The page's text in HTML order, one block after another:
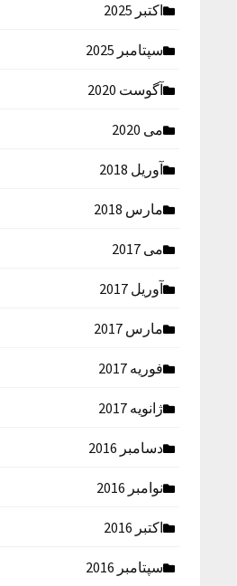
اکتبر 2025
سپتامبر 2025
آگوست 2020
می 2020
آوریل 2018
مارس 2018
می 2017
آوریل 2017
مارس 2017
فوریه 2017
ژانویه 2017
دسامبر 2016
نوامبر 2016
اکتبر 2016
سپتامبر 2016